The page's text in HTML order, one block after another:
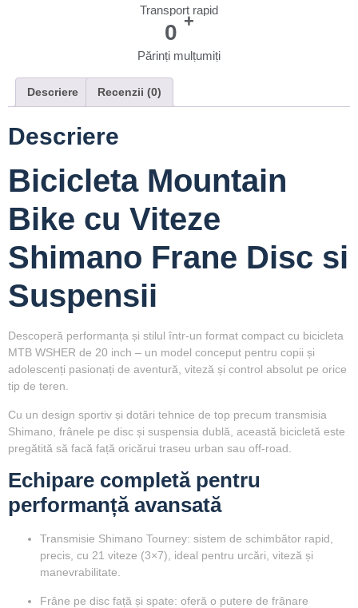
Transport rapid
0 +
Părinți mulțumiți
Descriere Recenzii (0)
Descriere
Bicicleta Mountain
Bike cu Viteze
Shimano Frane Disc si
Suspensii
Descoperă performanța și stilul într-un format compact cu bicicleta
MTB WSHER de 20 inch – un model conceput pentru copii și
adolescenți pasionați de aventură, viteză și control absolut pe orice
tip de teren.
Cu un design sportiv și dotări tehnice de top precum transmisia
Shimano, frânele pe disc și suspensia dublă, această bicicletă este
pregătită să facă față oricărui traseu urban sau off-road.
Echipare completă pentru
performanță avansată
Transmisie Shimano Tourney: sistem de schimbător rapid,
precis, cu 21 viteze (3×7), ideal pentru urcări, viteză și
manevrabilitate.
Frâne pe disc față și spate: oferă o putere de frânare